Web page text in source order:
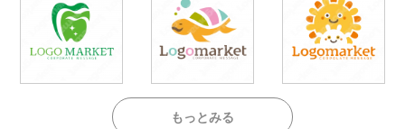
もっとみる